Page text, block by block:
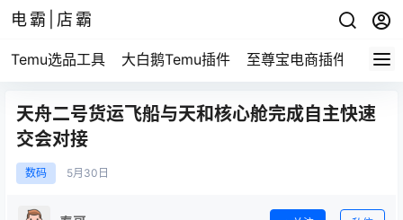
电霸|店霸
Temu选品工具 大白鹅Temu插件 至尊宝电商插件 买家
天舟二号货运飞船与天和核心舱完成自主快速
交会对接
数码 5月 30日